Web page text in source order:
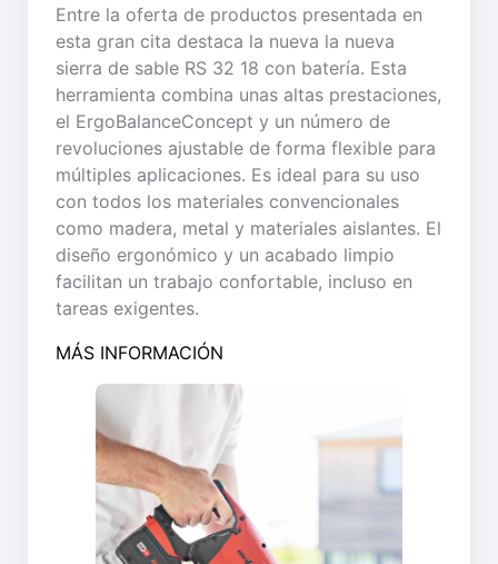
Entre la oferta de productos presentada en
esta gran cita destaca la nueva la nueva
sierra de sable RS 32 18 con batería. Esta
herramienta combina unas altas prestaciones,
el ErgoBalanceConcept y un número de
revoluciones ajustable de forma flexible para
múltiples aplicaciones. Es ideal para su uso
con todos los materiales convencionales
como madera, metal y materiales aislantes. El
diseño ergonómico y un acabado limpio
facilitan un trabajo confortable, incluso en
tareas exigentes.
MÁS INFORMACIÓN